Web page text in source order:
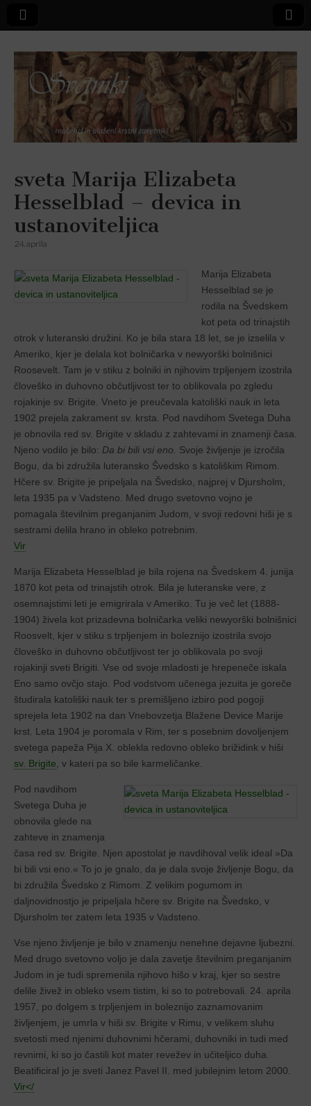
Svetniki,
mučenci in
blaženi
sveta Marija Elizabeta
Hesselblad – devica in
ustanoviteljica
24. aprila
Marija Elizabeta
Hesselblad se je
rodila na Švedskem
kot peta od trinajstih
otrok v luteranski družini. Ko je bila stara 18 let, se je izselila v
Ameriko, kjer je delala kot bolničarka v newyorški bolnišnici
Roosevelt. Tam je v stiku z bolniki in njihovim trpljenjem izostrila
človeško in duhovno občutljivost ter to oblikovala po zgledu
rojakinje sv. Brigite. Vneto je preučevala katoliški nauk in leta
1902 prejela zakrament sv. krsta. Pod navdihom Svetega Duha
je obnovila red sv. Brigite v skladu z zahtevami in znamenji časa.
Njeno vodilo je bilo: Da bi bili vsi eno. Svoje življenje je izročila
Bogu, da bi združila luteransko Švedsko s katoliškim Rimom.
Hčere sv. Brigite je pripeljala na Švedsko, najprej v Djursholm,
leta 1935 pa v Vadsteno. Med drugo svetovno vojno je
pomagala številnim preganjanim Judom, v svoji redovni hiši je s
sestrami delila hrano in obleko potrebnim.
Vir
Marija Elizabeta Hesselblad je bila rojena na Švedskem 4. junija
1870 kot peta od trinajstih otrok. Bila je luteranske vere, z
osemnajstimi leti je emigrirala v Ameriko. Tu je več let (1888-
1904) živela kot prizadevna bolničarka veliki newyorški bolnišnici
Roosvelt, kjer v stiku s trpljenjem in boleznijo izostrila svojo
človeško in duhovno občutljivost ter jo oblikovala po svoji
rojakinji sveti Brigiti. Vse od svoje mladosti je hrepeneče iskala
Eno samo ovčjo stajo. Pod vodstvom učenega jezuita je goreče
študirala katoliški nauk ter s premišljeno izbiro pod pogoji
sprejela leta 1902 na dan Vnebovzetja Blažene Device Marije
krst. Leta 1904 je poromala v Rim, ter s posebnim dovoljenjem
svetega papeža Pija X. oblekla redovno obleko brižidink v hiši
sv. Brigite, v kateri pa so bile karmeličanke.
Pod navdihom
Svetega Duha je
obnovila glede na
zahteve in znamenja
časa red sv. Brigite. Njen apostolat je navdihoval velik ideal »Da
bi bili vsi eno.« To jo je gnalo, da je dala svoje življenje Bogu, da
bi združila Švedsko z Rimom. Z velikim pogumom in
daljnovidnostjo je pripeljala hčere sv. Brigite na Švedsko, v
Djursholm ter zatem leta 1935 v Vadsteno.
Vse njeno življenje je bilo v znamenju nenehne dejavne ljubezni.
Med drugo svetovno voljo je dala zavetje številnim preganjanim
Judom in je tudi spremenila njihovo hišo v kraj, kjer so sestre
delile živež in obleko vsem tistim, ki so to potrebovali. 24. aprila
1957, po dolgem s trpljenjem in boleznijo zaznamovanim
življenjem, je umrla v hiši sv. Brigite v Rimu, v velikem sluhu
svetosti med njenimi duhovnimi hčerami, duhovniki in tudi med
revnimi, ki so jo častili kot mater revežev in učiteljico duha.
Beatificiral jo je sveti Janez Pavel II. med jubilejnim letom 2000.
Vir</